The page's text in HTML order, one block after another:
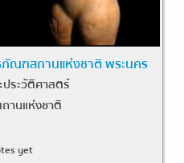
ณฑสถานแห่งชาติ พระนคร
ระวัติศาสตร์
นแห่งชาติ
yet